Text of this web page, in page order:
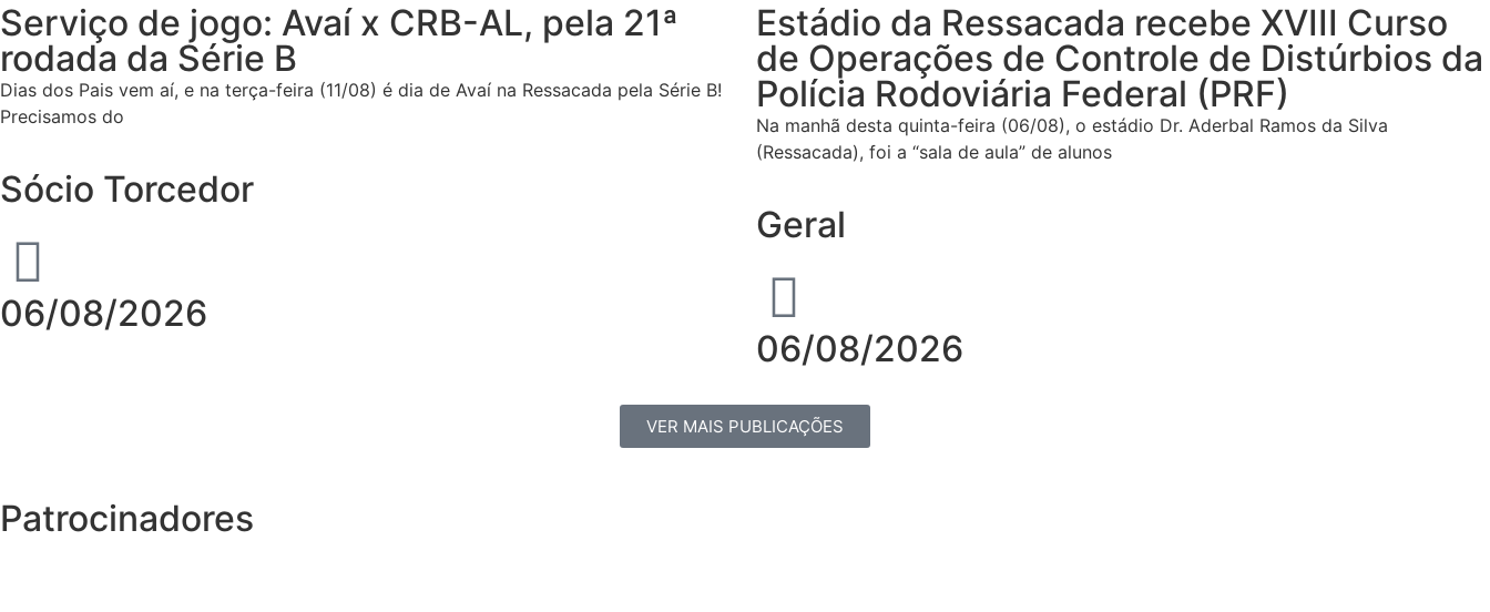
Serviço de jogo: Avaí x CRB-AL, pela 21ª
rodada da Série B
Dias dos Pais vem aí, e na terça-feira (11/08) é dia de Avaí na Ressacada pela Série B!
Precisamos do
Sócio Torcedor
06/08/2026
Estádio da Ressacada recebe XVIII Curso
de Operações de Controle de Distúrbios da
Polícia Rodoviária Federal (PRF)
Na manhã desta quinta-feira (06/08), o estádio Dr. Aderbal Ramos da Silva
(Ressacada), foi a “sala de aula” de alunos
Geral
06/08/2026
VER MAIS PUBLICAÇÕES
Patrocinadores